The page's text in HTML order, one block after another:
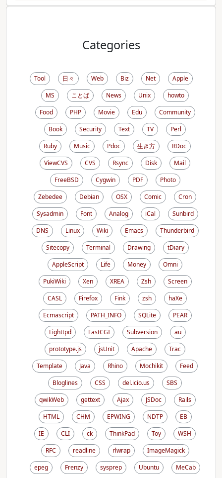
Categories
Tool 日々 Web Biz Net
Apple
MS
ことば News Unix
howto
Food
PHP Movie Edu
Community
Book
Security Text TV
Perl
Ruby
Music Pdoc 生き方
RDoc
ViewCVS
CVS Rsync Disk
Mail
FreeBSD
Cygwin PDF
Photo
Zebedee
Debian OSX Comic
Cron
Sysadmin
Font Analog iCal
Sunbird
DNS
Linux Wiki Emacs
Thunderbird
Sitecopy
Terminal Drawing
tDiary
AppleScript
Life Money
Omni
PukiWiki
Xen XREA Zsh
Screen
CASL
Firefox Fink zsh
haXe
Ecmascript
PATH_INFO SQLite
PEAR
Lighttpd
FastCGI Subversion
au
prototype.js
jsUnit Apache
Trac
Template
Java Rhino Mochikit
Feed
Bloglines
CSS del.icio.us
SBS
qwikWeb
gettext Ajax JSDoc
Rails
HTML
CHM EPWING NDTP
EB
IE
CLI ck ThinkPad Toy
WSH
RFC
readline rlwrap
ImageMagick
epeg
Frenzy sysprep Ubuntu
MeCab